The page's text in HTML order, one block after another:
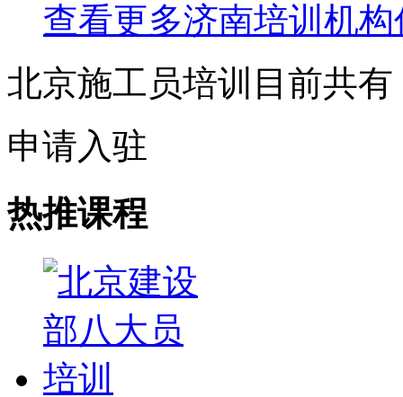
查看更多济南培训机构
北京施工员培训目前共有
申请入驻
热推课程